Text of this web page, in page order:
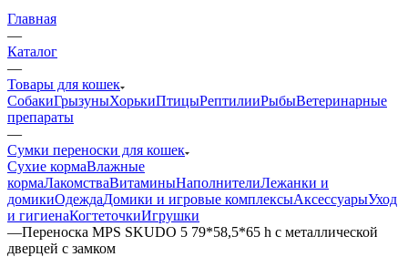
Главная
—
Каталог
—
Товары для кошек
СобакиГрызуныХорькиПтицыРептилииРыбыВетеринарные
препараты
—
Сумки переноски для кошек
Сухие кормаВлажные
кормаЛакомстваВитаминыНаполнителиЛежанки и
домикиОдеждаДомики и игровые комплексыАксессуарыУход
и гигиенаКогтеточкиИгрушки
—Переноска MPS SKUDO 5 79*58,5*65 h с металлической
дверцей с замком